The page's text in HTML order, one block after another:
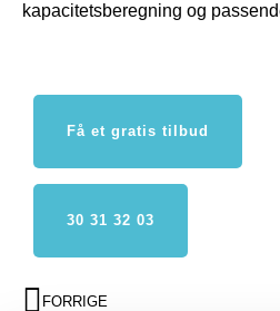
kapacitetsberegning og
Få et gratis tilbud
30 31 32 03
FORRIGE